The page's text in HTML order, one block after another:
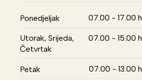
Ponedjeljak 07.00 - 17.00 h
Utorak, Srijeda,
Četvrtak
07.00 - 15.00 h
Petak 07.00 - 13.00 h